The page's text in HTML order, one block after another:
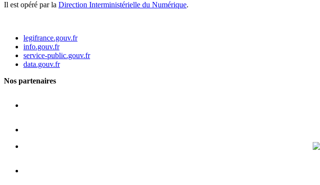
Il est opéré par la Direction Interministérielle du Numérique.
legifrance.gouv.fr
info.gouv.fr
service-public.gouv.fr
data.gouv.fr
Nos partenaires